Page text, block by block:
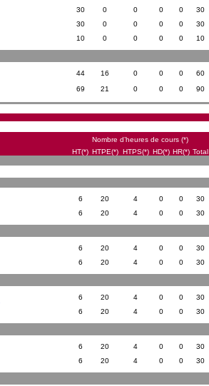
30 0 0 0 0 30
30 0 0 0 0 30
10 0 0 0 0 10
44 16 0 0 0 60
69 21 0 0 0 90
Nombre d’heures de cours (*)
HT(*) HTPE(*) HTPS(*) HD(*) HR(*) Total
6 20 4 0 0 30
6 20 4 0 0 30
6 20 4 0 0 30
6 20 4 0 0 30
6 20 4 0 0 30
6 20 4 0 0 30
6 20 4 0 0 30
6 20 4 0 0 30